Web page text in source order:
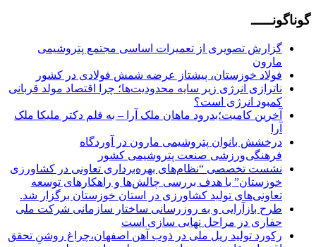
گوناگونـــــ
گزارش تصویری از تعمیرات اساسی مجتمع پتروشیمی
مارون
فولاد خوزستان، پیشتاز عرضه شمش فولادی در کشور
ناترازی انرژی زیر سایه محدودیت‌ها؛ چرا اقتصاد مولد قربانی
کمبود انرژی است؟
آخرین کامیت؛بدرود ماهان ملک آرا – به قلم دکتر ملیکا ملک
آرا
درخشش بانوان پتروشیمی مارون در آوردگاه
فرهنگی‌ورزشی صنعت پتروشیمی کشور
نشست تخصصی “نظام‌های بهره‌برداری تعاونی در کشاورزی
خوزستان” با هدف بررسی چالش‌ها و راهکارهای توسعه
تعاونی‌های تولید کشاورزی در استان خوزستان برگزار شد.
طرح بازآرایی و به روزرسانی ساختار سازمانی شرکت ملی
حفاری در مراحل نهایی سازی است
رکورد تولید ریل ملی در ذوب آهن اصفهان،چراغ روشنِ تحقق